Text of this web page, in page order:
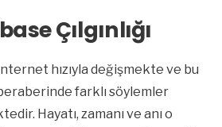
Çılgınlığı
internet hızıyla değişmekte ve bu
farklı söylemler
Hayatı, zamanı ve anı o